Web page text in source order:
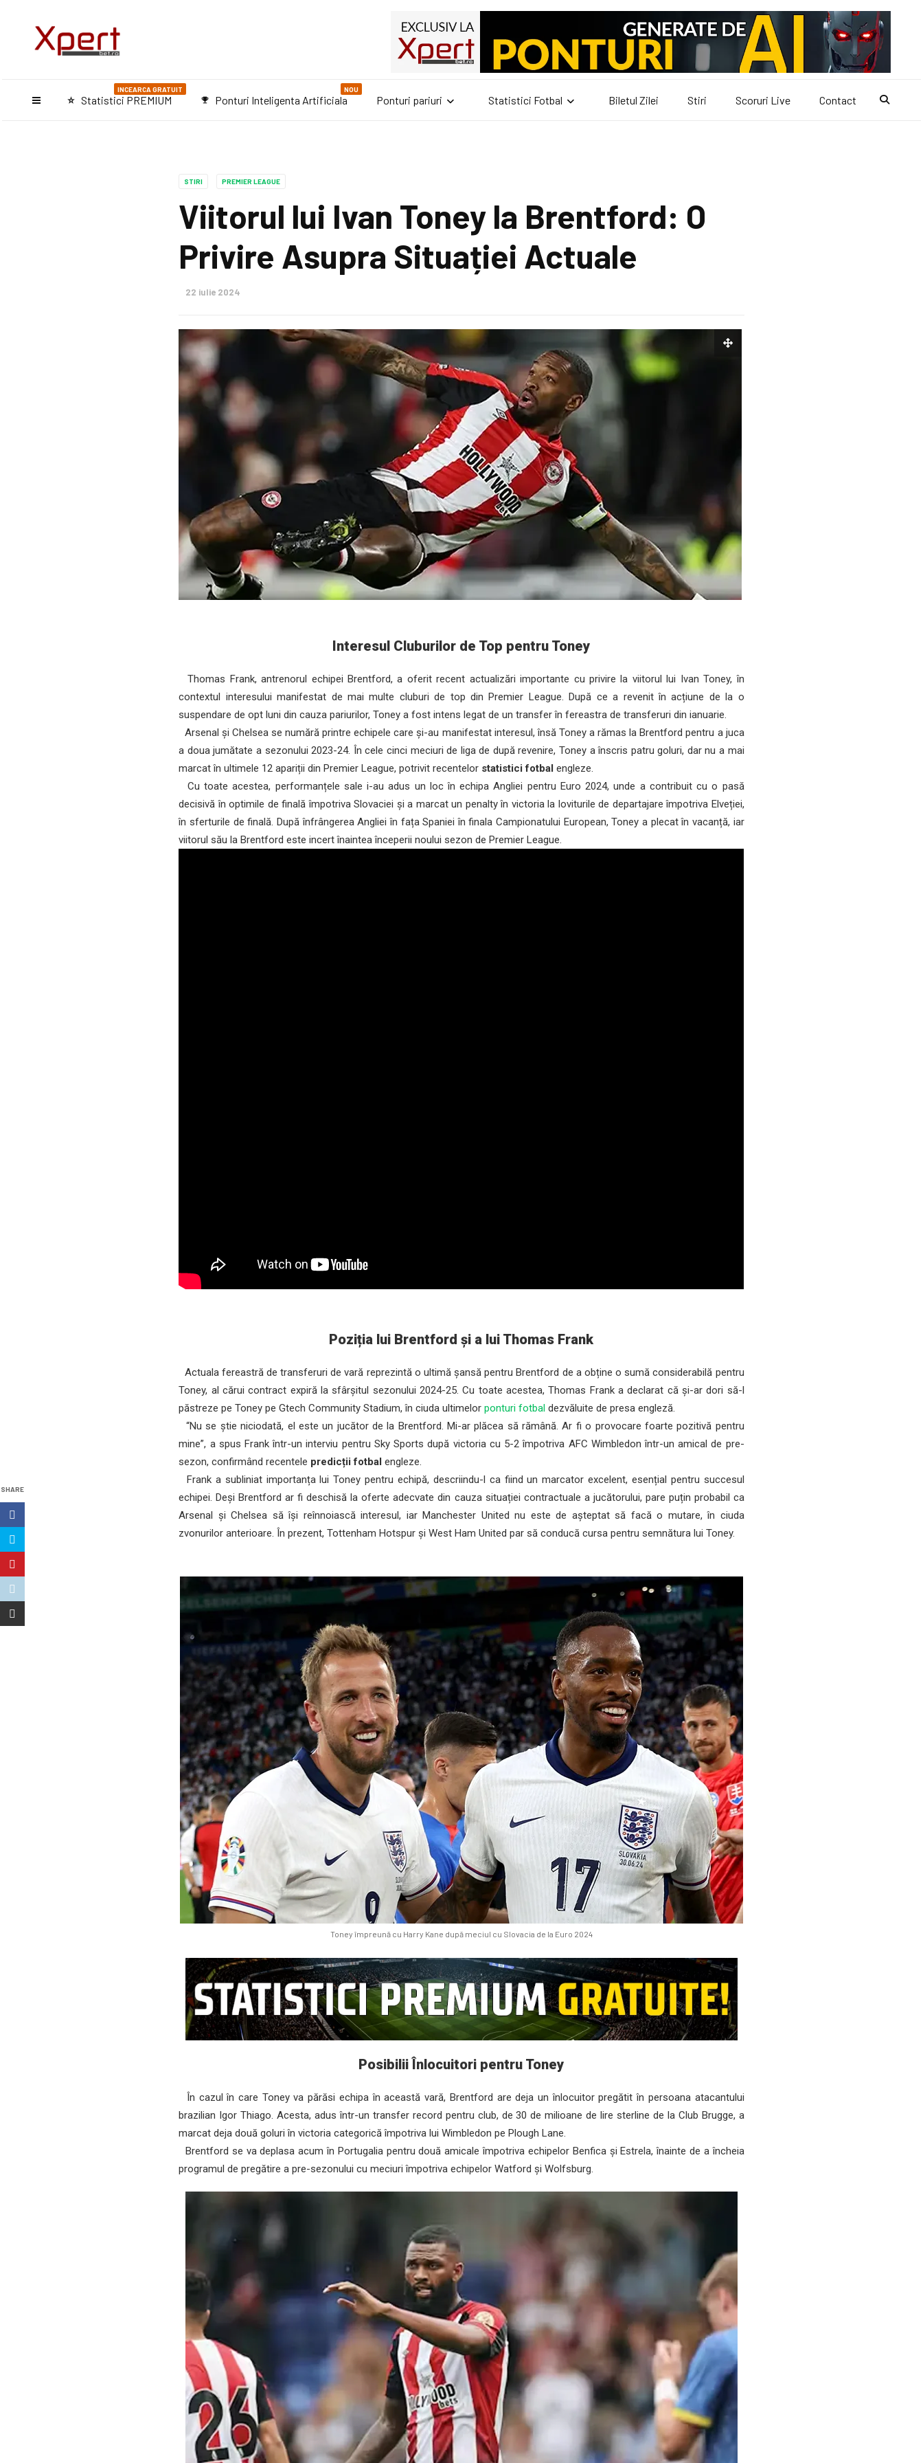
star_purple500 Statistici PREMIUM
INCEARCA GRATUIT
emoji_events Ponturi Inteligenta Artificiala
NOU
Ponturi pariuri Statistici Fotbal Biletul Zilei Stiri Scoruri Live Contact
STIRI PREMIER LEAGUE
Viitorul lui Ivan Toney la Brentford: O
Privire Asupra Situației Actuale
22 iulie 2024
SHARE
Interesul Cluburilor de Top pentru Toney
Thomas Frank, antrenorul echipei Brentford, a oferit recent actualizări importante cu privire la viitorul lui Ivan Toney, în
contextul interesului manifestat de mai multe cluburi de top din Premier League. După ce a revenit în acțiune de la o
suspendare de opt luni din cauza pariurilor, Toney a fost intens legat de un transfer în fereastra de transferuri din ianuarie.
Arsenal și Chelsea se numără printre echipele care și-au manifestat interesul, însă Toney a rămas la Brentford pentru a juca
a doua jumătate a sezonului 2023-24. În cele cinci meciuri de liga de după revenire, Toney a înscris patru goluri, dar nu a mai
marcat în ultimele 12 apariții din Premier League, potrivit recentelor statistici fotbal engleze.
Cu toate acestea, performanțele sale i-au adus un loc în echipa Angliei pentru Euro 2024, unde a contribuit cu o pasă
decisivă în optimile de finală împotriva Slovaciei și a marcat un penalty în victoria la loviturile de departajare împotriva Elveției,
în sferturile de finală. După înfrângerea Angliei în fața Spaniei în finala Campionatului European, Toney a plecat în vacanță, iar
viitorul său la Brentford este incert înaintea începerii noului sezon de Premier League.
Poziția lui Brentford și a lui Thomas Frank
Actuala fereastră de transferuri de vară reprezintă o ultimă șansă pentru Brentford de a obține o sumă considerabilă pentru
Toney, al cărui contract expiră la sfârșitul sezonului 2024-25. Cu toate acestea, Thomas Frank a declarat că și-ar dori să-l
păstreze pe Toney pe Gtech Community Stadium, în ciuda ultimelorponturi fotbal dezvăluite de presa engleză.
“Nu se știe niciodată, el este un jucător de la Brentford. Mi-ar plăcea să rămână. Ar fi o provocare foarte pozitivă pentru
mine”, a spus Frank într-un interviu pentru Sky Sports după victoria cu 5-2 împotriva AFC Wimbledon într-un amical de pre-
sezon, confirmând recentele predicții fotbal engleze.
Frank a subliniat importanța lui Toney pentru echipă, descriindu-l ca fiind un marcator excelent, esențial pentru succesul
echipei. Deși Brentford ar fi deschisă la oferte adecvate din cauza situației contractuale a jucătorului, pare puțin probabil ca
Arsenal și Chelsea să își reînnoiască interesul, iar Manchester United nu este de așteptat să facă o mutare, în ciuda
zvonurilor anterioare. În prezent, Tottenham Hotspur și West Ham United par să conducă cursa pentru semnătura lui Toney.
Toney împreună cu Harry Kane după meciul cu Slovacia de la Euro 2024
Posibilii Înlocuitori pentru Toney
În cazul în care Toney va părăsi echipa în această vară, Brentford are deja un înlocuitor pregătit în persoana atacantului
brazilian Igor Thiago. Acesta, adus într-un transfer record pentru club, de 30 de milioane de lire sterline de la Club Brugge, a
marcat deja două goluri în victoria categorică împotriva lui Wimbledon pe Plough Lane.
Brentford se va deplasa acum în Portugalia pentru două amicale împotriva echipelor Benfica și Estrela, înainte de a încheia
programul de pregătire a pre-sezonului cu meciuri împotriva echipelor Watford și Wolfsburg.